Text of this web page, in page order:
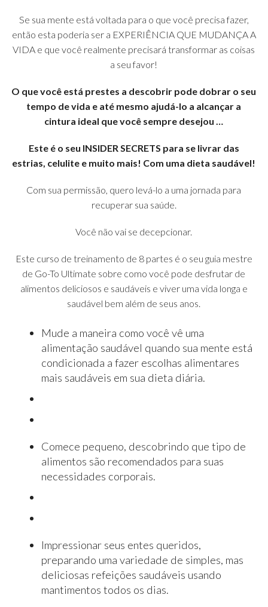
Se sua mente está voltada para o que você precisa fazer,
então esta poderia ser a EXPERIÊNCIA QUE MUDANÇA A
VIDA e que você realmente precisará transformar as coisas
a seu favor!
O que você está prestes a descobrir pode dobrar o seu
tempo de vida e até mesmo ajudá-lo a alcançar a
cintura ideal que você sempre desejou …
Este é o seu INSIDER SECRETS para se livrar das
estrias, celulite e muito mais! Com uma dieta saudável!
Com sua permissão, quero levá-lo a uma jornada para
recuperar sua saúde.
Você não vai se decepcionar.
Este curso de treinamento de 8 partes é o seu guia mestre
de Go-To Ultimate sobre como você pode desfrutar de
alimentos deliciosos e saudáveis ​​e viver uma vida longa e
saudável bem além de seus anos.
Mude a maneira como você vê uma
alimentação saudável quando sua mente está
condicionada a fazer escolhas alimentares
mais saudáveis ​​em sua dieta diária.
Comece pequeno, descobrindo que tipo de
alimentos são recomendados para suas
necessidades corporais.
Impressionar seus entes queridos,
preparando uma variedade de simples, mas
deliciosas refeições saudáveis ​​usando
mantimentos todos os dias.